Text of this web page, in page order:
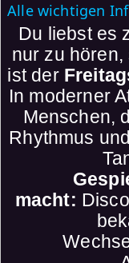
Alle wichtigen
Du liebst es
nur zu
ist der
In moderner
Menschen,
Rhythmus
macht: